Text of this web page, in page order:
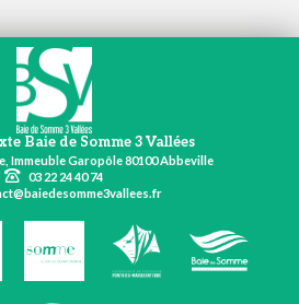
Baie de Somme 3 Vallées
Immeuble Garopôle 80100 Abbeville
03 22 24 40 74